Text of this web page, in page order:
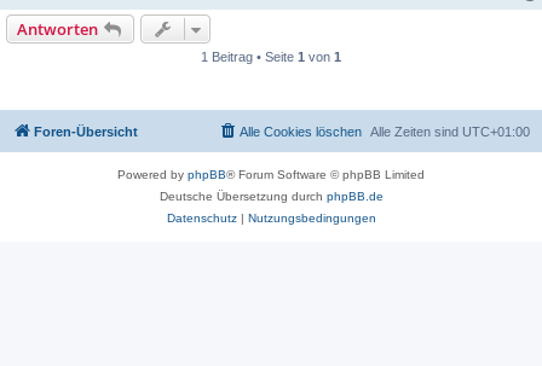
Antworten
1 Beitrag • Seite 1 von 1
Foren-Übersicht Alle Zeiten sind UTC+01:00
Alle Cookies löschen
Powered by phpBB® Forum Software © phpBB Limited
Deutsche Übersetzung durch phpBB.de
Datenschutz| Nutzungsbedingungen